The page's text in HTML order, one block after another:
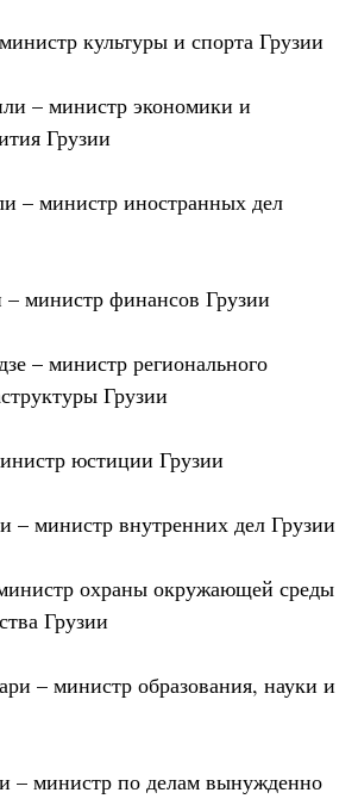
культуры и спорта Грузии
– министр экономики и
Грузии
– министр иностранных дел
министр финансов Грузии
– министр регионального
Грузии
юстиции Грузии
– министр внутренних дел Грузии
охраны окружающей среды
Грузии
– министр образования, науки и
– министр по делам вынужденно